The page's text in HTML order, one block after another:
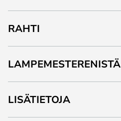
RAHTI
LAMPEMESTERENISTÄ
LISÄTIETOJA